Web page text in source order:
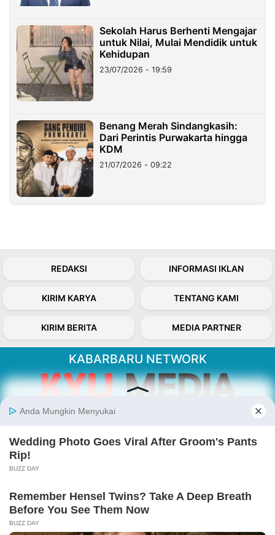
Sekolah Harus Berhenti Mengajar
untuk Nilai, Mulai Mendidik untuk
Kehidupan
23/07/2026 - 19:59
Benang Merah Sindangkasih:
Dari Perintis Purwakarta hingga
KDM
21/07/2026 - 09:22
REDAKSI INFORMASI IKLAN
KIRIM KARYA TENTANG KAMI
KIRIM BERITA MEDIA PARTNER
KABARBARU NETWORK
Follow Kabarbaru